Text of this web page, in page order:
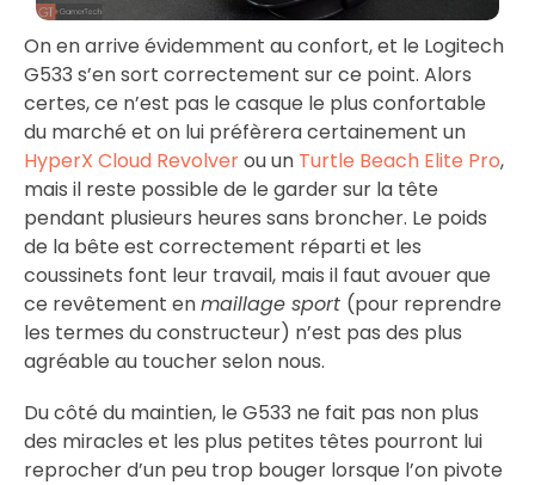
On en arrive évidemment au confort, et le Logitech
G533 s’en sort correctement sur ce point. Alors
certes, ce n’est pas le casque le plus confortable
du marché et on lui préfèrera certainement un
HyperX Cloud Revolverou un Turtle Beach Elite Pro,
mais il reste possible de le garder sur la tête
pendant plusieurs heures sans broncher. Le poids
de la bête est correctement réparti et les
coussinets font leur travail, mais il faut avouer que
ce revêtement enmaillage sport (pour reprendre
les termes du constructeur) n’est pas des plus
agréable au toucher selon nous.
Du côté du maintien, le G533 ne fait pas non plus
des miracles et les plus petites têtes pourront lui
reprocher d’un peu trop bouger lorsque l’on pivote